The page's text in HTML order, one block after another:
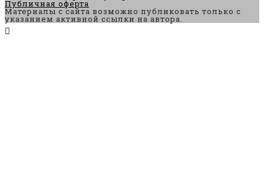
Публичная оферта
Материалы с сайта возможно публиковать только с
указанием активной ссылки на автора.